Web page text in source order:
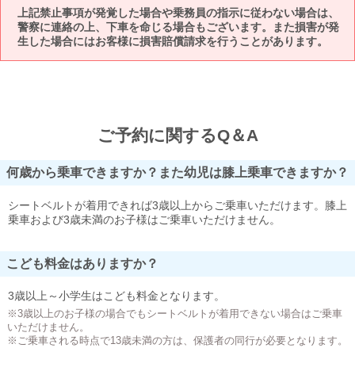
上記禁止事項が発覚した場合や乗務員の指示に従わない場合は、
警察に連絡の上、下車を命じる場合もございます。また損害が発
生した場合にはお客様に損害賠償請求を行うことがあります。
ご予約に関するQ＆A
何歳から乗車できますか？また幼児は膝上乗車できますか？
シートベルトが着用できれば3歳以上からご乗車いただけます。膝上
乗車および3歳未満のお子様はご乗車いただけません。
こども料金はありますか？
3歳以上～小学生はこども料金となります。
※3歳以上のお子様の場合でもシートベルトが着用できない場合はご乗車
いただけません。
※ご乗車される時点で13歳未満の方は、保護者の同行が必要となります。